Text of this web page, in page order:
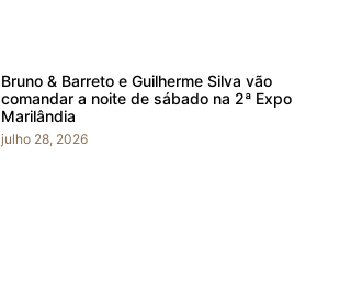
Bruno & Barreto e Guilherme Silva vão
comandar a noite de sábado na 2ª Expo
Marilândia
julho 28, 2026